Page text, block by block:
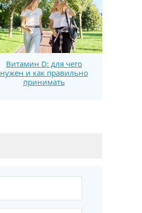
Витамин D: для чего
нужен и как правильно
принимать